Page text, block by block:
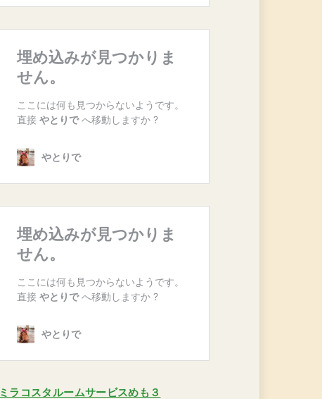
ミラコスタルームサービスめも３